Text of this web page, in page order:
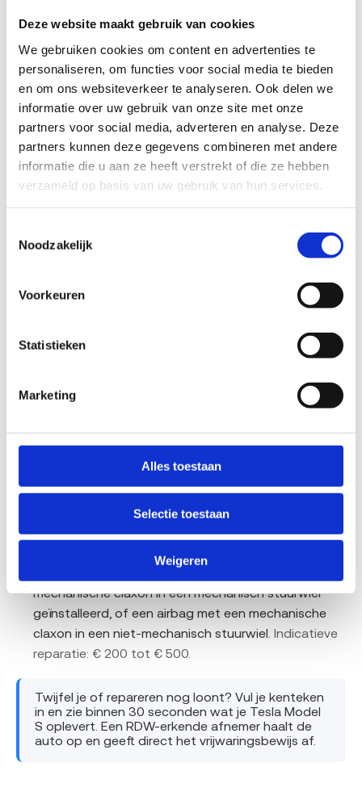
Deze website maakt gebruik van cookies
We gebruiken cookies om content en advertenties te
personaliseren, om functies voor social media te bieden
en om ons websiteverkeer te analyseren. Ook delen we
informatie over uw gebruik van onze site met onze
partners voor social media, adverteren en analyse. Deze
partners kunnen deze gegevens combineren met andere
informatie die u aan ze heeft verstrekt of die ze hebben
verzameld op basis van uw gebruik van hun services.
Noodzakelijk
Voorkeuren
Statistieken
Marketing
Alles toestaan
Selectie toestaan
Weigeren
openstaande actie loopt. De genoemde
markt en verschillen per uitvoering en werkplaats.
Carrosserie (beschermingsmiddelen
inzittenden):Bij het activeren van de
passagiersairbag kan in het ontstekingsmechanisme
een te hoge druk ontstaan.Indicatieve reparatie: €
400 tot € 1200.
tussen inzittenden en de alarmcentrale niet
beschikbaar wanneer de voorste passagiersstoel
Indicatieve reparatie: € 150 tot € 600.
Het materiaal van de bouten van
corroderen. Als gevolg kan de verbinding en de
1000.
bediende remtang van het parkeerremsysteem kan
Carrosserie (deuren, motorkap, laadkleppen):
De secundaire vergrendeling van de voorste
mechanische claxon in een mechanisch stuurwiel
geïnstalleerd, of een airbag met een mechanische
claxon in een niet-mechanisch stuurwiel. Indicatieve
reparatie: € 200 tot € 500.
Twijfel je of repareren nog loont? Vul je kenteken
in en zie binnen 30 seconden wat je Tesla Model
S oplevert. Een RDW-erkende afnemer haalt de
auto op en geeft direct het vrijwaringsbewijs af.